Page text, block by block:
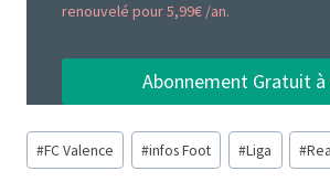
renouvelé pour 5,99€ /an.
Abonnement Gratuit à
Étiquettes
de
#FC Valence #infos Foot #Liga #